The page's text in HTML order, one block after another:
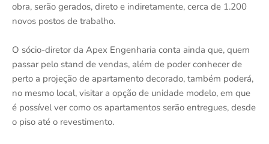
obra, serão gerados, direto e indiretamente, cerca de 1.200
novos postos de trabalho.
O sócio-diretor da Apex Engenharia conta ainda que, quem
passar pelo stand de vendas, além de poder conhecer de
perto a projeção de apartamento decorado, também poderá,
no mesmo local, visitar a opção de unidade modelo, em que
é possível ver como os apartamentos serão entregues, desde
o piso até o revestimento.